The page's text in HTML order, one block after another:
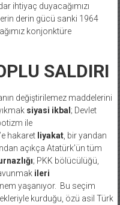
ihtiyaç duyacağımızı
derin gücü sanki 1964
konjonktüre
SALDIRI
değiştirilemez maddelerini
siyasi ikbal ; Devlet
ile
hakaret liyakat, bir yandan
açıkça Atatürk’ün tüm
; PKK bölücülüğü,
ileri
yaşanıyor. Bu seçim
kurduğu, özü asil Türk